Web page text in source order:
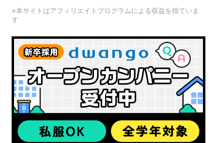
※本サイトはアフィリエイトプログラムによる収益を得ていま
す